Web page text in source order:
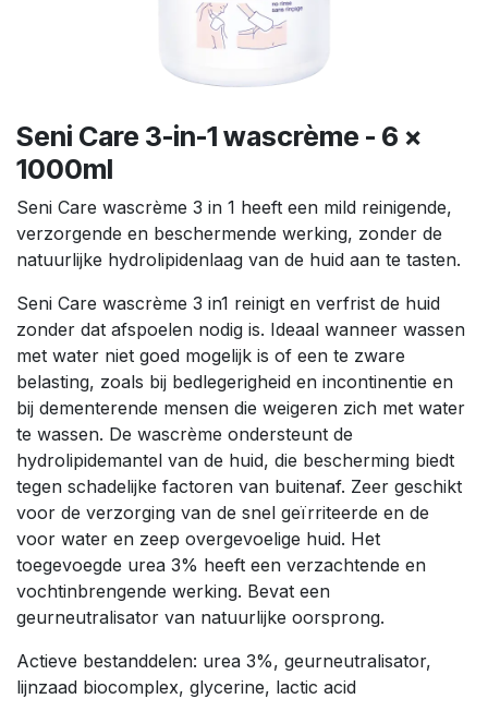
Seni Care 3-in-1 wascrème - 6 x
1000ml
Seni Care wascrème 3 in 1 heeft een mild reinigende,
verzorgende en beschermende werking, zonder de
natuurlijke hydrolipidenlaag van de huid aan te tasten.
Seni Care wascrème 3 in1 reinigt en verfrist de huid
zonder dat afspoelen nodig is. Ideaal wanneer wassen
met water niet goed mogelijk is of een te zware
belasting, zoals bij bedlegerigheid en incontinentie en
bij dementerende mensen die weigeren zich met water
te wassen. De wascrème ondersteunt de
hydrolipidemantel van de huid, die bescherming biedt
tegen schadelijke factoren van buitenaf. Zeer geschikt
voor de verzorging van de snel geïrriteerde en de
voor water en zeep overgevoelige huid. Het
toegevoegde urea 3% heeft een verzachtende en
vochtinbrengende werking. Bevat een
geurneutralisator van natuurlijke oorsprong.
Actieve bestanddelen: urea 3%, geurneutralisator,
lijnzaad biocomplex, glycerine, lactic acid